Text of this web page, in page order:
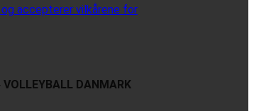
accepterer vilkårene for
DANMARK